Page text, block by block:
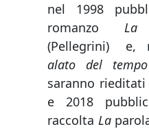
nel 1998
romanzoLa
(Pellegrini) e,
alato del tempo
saranno rieditati
e 2018
raccolta La